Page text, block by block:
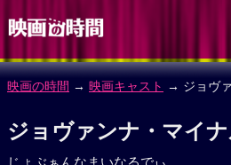
映画の時間 → 映画キャスト → ジョヴ
ジョヴァンナ・マイ
じょぶぁんなまいなるでぃ